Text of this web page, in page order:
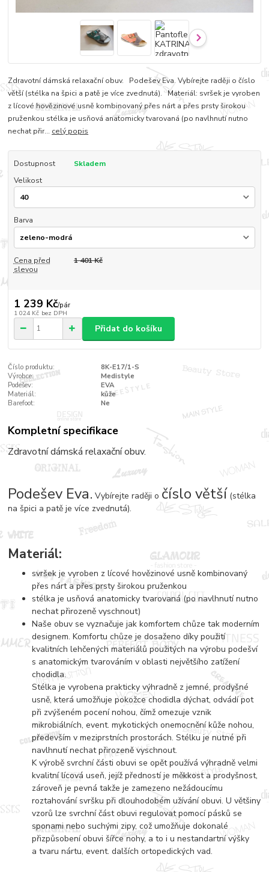
Zdravotní dámská relaxační obuv. Podešev Eva. Vybírejte raději o číslo
větší (stélka na špici a patě je více zvednutá). Materiál: svršek je vyroben
z lícové hovězinové usně kombinovaný přes nárt a přes prsty širokou
pruženkou stélka je usňová anatomicky tvarovaná (po navlhnutí nutno
nechat přir... celý popis
Dostupnost
Skladem
Velikost
Barva
Cena před
slevou
1 401 Kč
1 239 Kč/pár
1 024 Kč bez DPH
Přidat do košíku
Číslo produktu:
8K-E17/1-S
Výrobce:
Medistyle
Podešev:
EVA
Materiál:
kůže
Barefoot:
Ne
Kompletní specifikace
Zdravotní dámská relaxační obuv.
Podešev Eva. Vybírejte raději o číslo větší (stélka
na špici a patě je více zvednutá).
Materiál:
svršek je vyroben z lícové hovězinové usně kombinovaný
přes nárt a přes prsty širokou pruženkou
stélka je usňová anatomicky tvarovaná (po navlhnutí nutno
nechat přirozeně vyschnout)
Naše obuv se vyznačuje jak komfortem chůze tak moderním
designem. Komfortu chůze je dosaženo díky použití
kvalitních lehčených materiálů použitých na výrobu podešví
s anatomickým tvarováním v oblasti největšího zatížení
chodidla.
Stélka je vyrobena prakticky výhradně z jemné, prodyšné
usně, která umožňuje pokožce chodidla dýchat, odvádí pot
při zvýšeném pocení nohou, čímž omezuje vznik
mikrobiálních, event. mykotických onemocnění kůže nohou,
především v meziprstních prostorách. Stélku je nutné při
navlhnutí nechat přirozeně vyschnout.
K výrobě svrchní části obuvi se opět používá výhradně velmi
kvalitní lícová useň, jejíž předností je měkkost a prodyšnost,
zároveň je pevná takže je zamezeno nežádoucímu
roztahování svršku při dlouhodobém užívání obuvi. U většiny
vzorů lze svrchní část obuvi regulovat pomocí pásků se
sponami nebo suchými zipy, což umožňuje dokonalé
přizpůsobení obuvi šířce nohy, a to i u nestandartní výšky
a tvaru nártu, event. dalších ortopedických vad.